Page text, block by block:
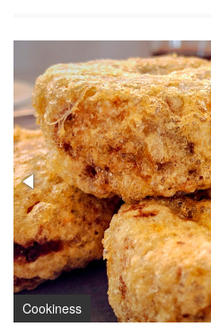
Cookiness